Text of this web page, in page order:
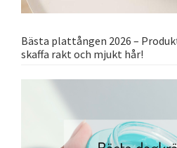
Bästa plattången 2026 –
skaffa rakt och mjukt hår!